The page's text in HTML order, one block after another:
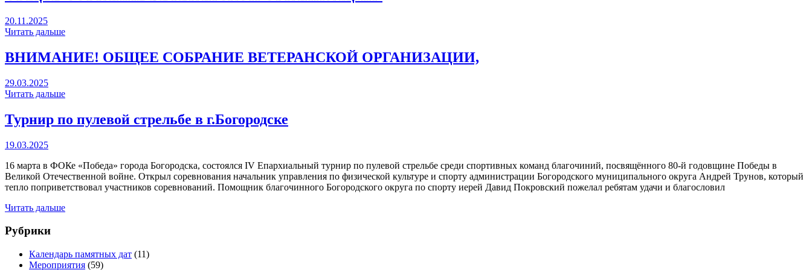
20.11.2025
Читать дальше
ВНИМАНИЕ! ОБЩЕЕ СОБРАНИЕ ВЕТЕРАНСКОЙ ОРГАНИЗАЦИИ,
29.03.2025
Читать дальше
Турнир по пулевой стрельбе в г.Богородске
19.03.2025
16 марта в ФОКе «Победа» города Богородска, состоялся IV Епархиальный турнир по пулевой стрельбе среди спортивных команд благочиний, посвящённого 80-й годовщине Победы в
Великой Отечественной войне. Открыл соревнования начальник управления по физической культуре и спорту администрации Богородского муниципального округа Андрей Трунов, который
тепло поприветствовал участников соревнований. Помощник благочинного Богородского округа по спорту иерей Давид Покровский пожелал ребятам удачи и благословил
Читать дальше
Рубрики
Календарь памятных дат (11)
Мероприятия (59)